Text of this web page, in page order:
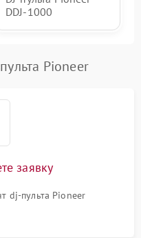
DDJ-1000
Pioneer
заявку
dj-пульта Pioneer